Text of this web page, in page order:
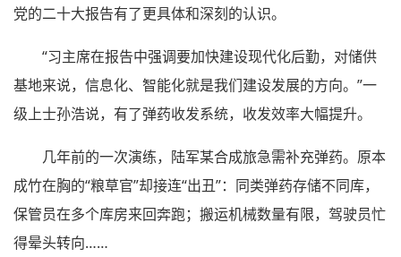
党的二十大报告有了更具体和深刻的认识。
“习主席在报告中强调要加快建设现代化后勤，对储供
基地来说，信息化、智能化就是我们建设发展的方向。”一
级上士孙浩说，有了弹药收发系统，收发效率大幅提升。
几年前的一次演练，陆军某合成旅急需补充弹药。原本
成竹在胸的“粮草官”却接连“出丑”：同类弹药存储不同库，
保管员在多个库房来回奔跑；搬运机械数量有限，驾驶员忙
得晕头转向……